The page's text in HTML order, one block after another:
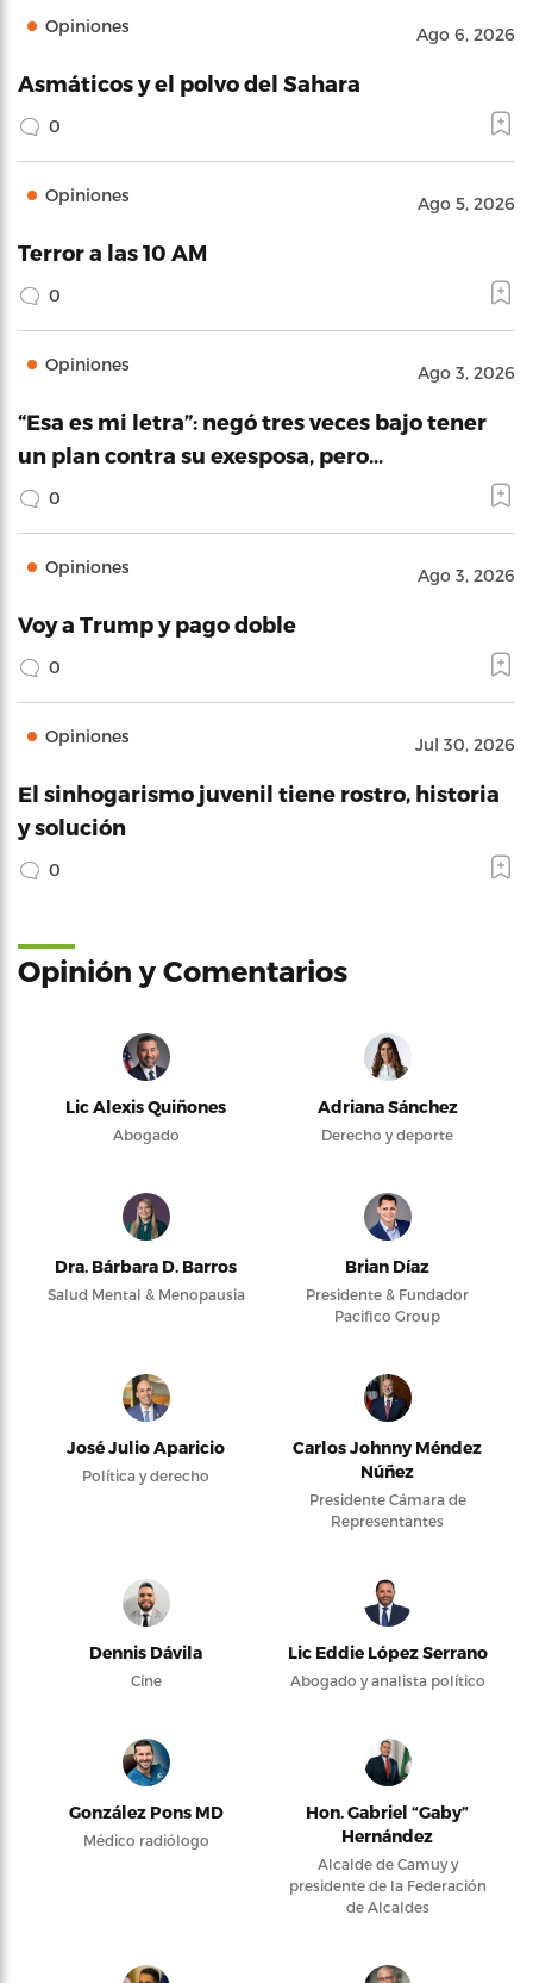
Opiniones Ago 6, 2026
Asmáticos y el polvo del Sahara
0
Opiniones Ago 5, 2026
Terror a las 10 AM
0
Opiniones Ago 3, 2026
“Esa es mi letra”: negó tres veces bajo tener
un plan contra su exesposa, pero…
0
Opiniones Ago 3, 2026
Voy a Trump y pago doble
0
Opiniones Jul 30, 2026
El sinhogarismo juvenil tiene rostro, historia
y solución
0
Opinión y Comentarios
Lic Alexis Quiñones
Abogado
Adriana Sánchez
Derecho y deporte
Dra. Bárbara D. Barros
Salud Mental & Menopausia
Brian Díaz
Presidente & Fundador
Pacifico Group
José Julio Aparicio
Política y derecho
Carlos Johnny Méndez
Núñez
Presidente Cámara de
Representantes
Dennis Dávila
Cine
Lic Eddie López Serrano
Abogado y analista político
González Pons MD
Médico radiólogo
Hon. Gabriel “Gaby”
Hernández
Alcalde de Camuy y
presidente de la Federación
de Alcaldes